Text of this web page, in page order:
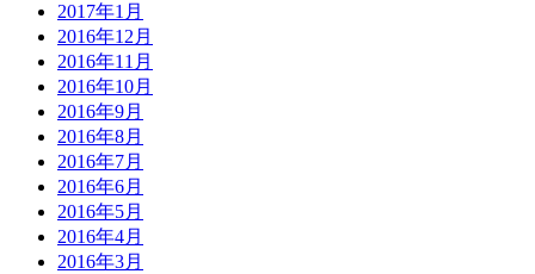
2017年1月
2016年12月
2016年11月
2016年10月
2016年9月
2016年8月
2016年7月
2016年6月
2016年5月
2016年4月
2016年3月